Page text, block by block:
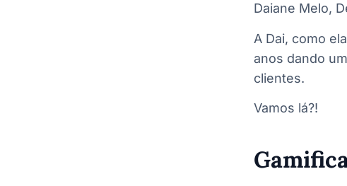
Daiane Melo,
A Dai, como
anos dando
clientes.
Vamos lá?!